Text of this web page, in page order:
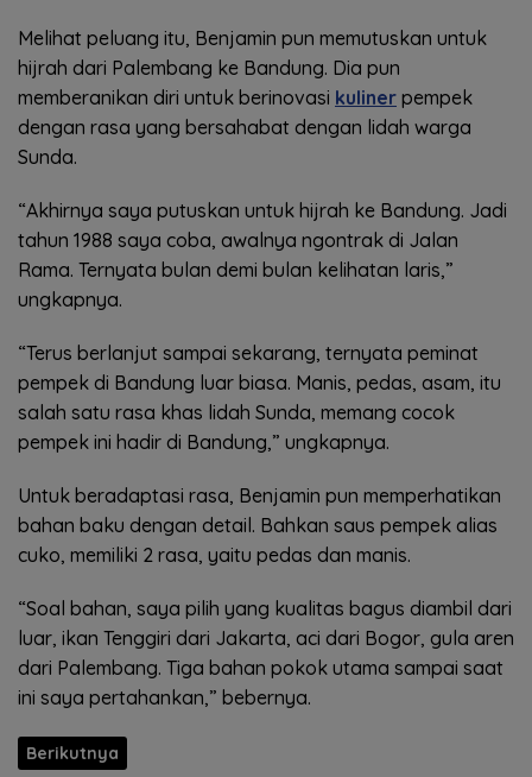
Melihat peluang itu, Benjamin pun memutuskan untuk
hijrah dari Palembang ke Bandung. Dia pun
memberanikan diri untuk berinovasi kuliner pempek
dengan rasa yang bersahabat dengan lidah warga
Sunda.
“Akhirnya saya putuskan untuk hijrah ke Bandung. Jadi
tahun 1988 saya coba, awalnya ngontrak di Jalan
Rama. Ternyata bulan demi bulan kelihatan laris,”
ungkapnya.
“Terus berlanjut sampai sekarang, ternyata peminat
pempek di Bandung luar biasa. Manis, pedas, asam, itu
salah satu rasa khas lidah Sunda, memang cocok
pempek ini hadir di Bandung,” ungkapnya.
Untuk beradaptasi rasa, Benjamin pun memperhatikan
bahan baku dengan detail. Bahkan saus pempek alias
cuko, memiliki 2 rasa, yaitu pedas dan manis.
“Soal bahan, saya pilih yang kualitas bagus diambil dari
luar, ikan Tenggiri dari Jakarta, aci dari Bogor, gula aren
dari Palembang. Tiga bahan pokok utama sampai saat
ini saya pertahankan,” bebernya.
Berikutnya